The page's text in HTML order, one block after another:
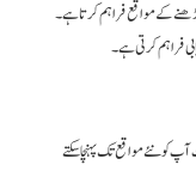
کے مواقع فراہم کرتا ہے۔
فراہم کرتی ہے۔
کو نئے مواقع تک پہنچا سکتے